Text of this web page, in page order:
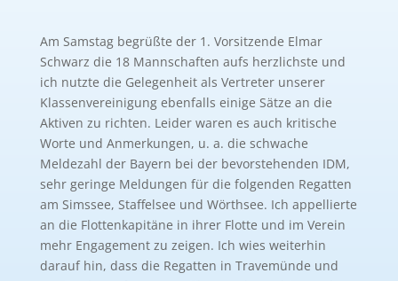
Am Samstag begrüßte der 1. Vorsitzende Elmar
Schwarz die 18 Mannschaften aufs herzlichste und
ich nutzte die Gelegenheit als Vertreter unserer
Klassenvereinigung ebenfalls einige Sätze an die
Aktiven zu richten. Leider waren es auch kritische
Worte und Anmerkungen, u. a. die schwache
Meldezahl der Bayern bei der bevorstehenden IDM,
sehr geringe Meldungen für die folgenden Regatten
am Simssee, Staffelsee und Wörthsee. Ich appellierte
an die Flottenkapitäne in ihrer Flotte und im Verein
mehr Engagement zu zeigen. Ich wies weiterhin
darauf hin, dass die Regatten in Travemünde und